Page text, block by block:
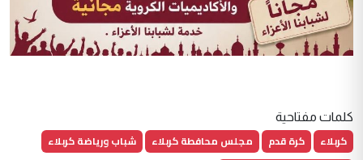
كلمات مفتاحية
كربلاء كرة قدم مجلس محافطة كربلاء
شباب ورياضة كربلاء